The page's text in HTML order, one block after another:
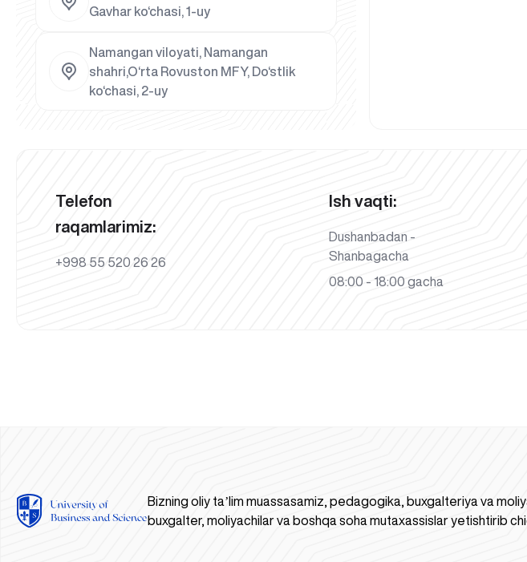
Gavhar ko‘chasi, 1-uy
Namangan viloyati, Namangan
shahri,O‘rta Rovuston MFY, Do‘stlik
ko‘chasi, 2-uy
Telefon
raqamlarimiz:
+998 55 520 26 26
Ish vaqti:
Dushanbadan -
Shanbagacha
08:00 - 18:00 gacha
Bizning oliy taʼlim muassasamiz, pedagogika, buxgalteriya va
buxgalter, moliyachilar va boshqa soha mutaxassislar yetishtirib